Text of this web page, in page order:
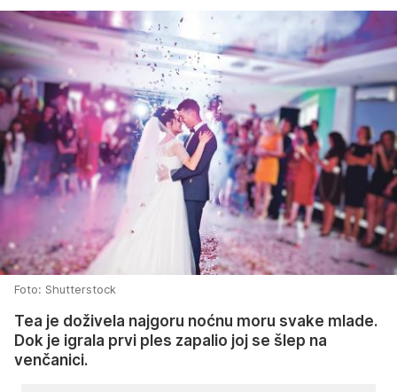
Foto: Shutterstock
Tea je doživela najgoru noćnu moru svake mlade.
Dok je igrala prvi ples zapalio joj se šlep na
venčanici.